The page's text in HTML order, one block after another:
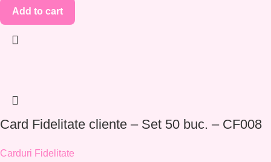
Add to cart
Card Fidelitate cliente – Set 50 buc. – CF008
Carduri Fidelitate